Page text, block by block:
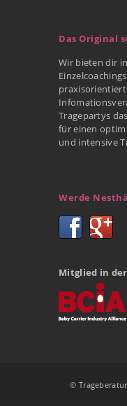
Das Original
Wir bieten dir
Tragepartys
für einen
und intensive
Werde
Mitglied in der
©